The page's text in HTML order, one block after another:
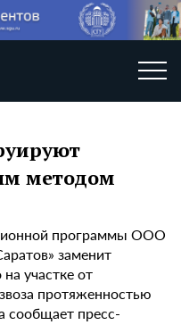
методом
программы ООО
заменит
участке от
протяженностью
сообщает пресс-